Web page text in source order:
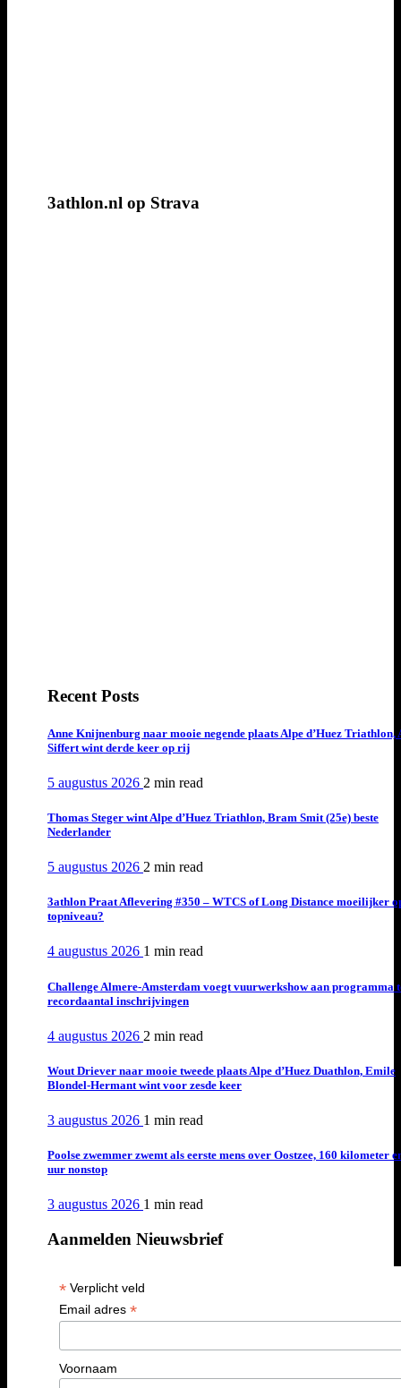
3athlon.nl op Strava
Recent Posts
Anne Knijnenburg naar mooie negende plaats Alpe d’Huez Triathlon,
Siffert wint derde keer op rij
5 augustus 2026 2 min read
Thomas Steger wint Alpe d’Huez Triathlon, Bram Smit (25e) beste
Nederlander
5 augustus 2026 2 min read
3athlon Praat Aflevering #350 – WTCS of Long Distance moeilijker
topniveau?
4 augustus 2026 1 min read
Challenge Almere-Amsterdam voegt vuurwerkshow aan programma
recordaantal inschrijvingen
4 augustus 2026 2 min read
Wout Driever naar mooie tweede plaats Alpe d’Huez Duathlon, Emile
Blondel-Hermant wint voor zesde keer
3 augustus 2026 1 min read
Poolse zwemmer zwemt als eerste mens over Oostzee, 160 kilometer
uur nonstop
3 augustus 2026 1 min read
Aanmelden Nieuwsbrief
*Verplicht veld
Email adres *
Voornaam